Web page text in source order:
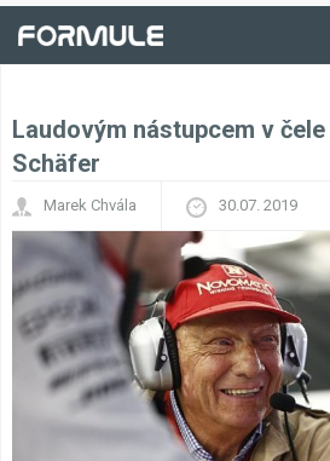
Laudovým nástupcem v
Schäfer
Marek Chvála 30.07. 2019